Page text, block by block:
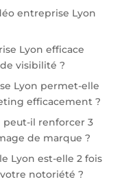
entreprise Lyon
Lyon efficace
visibilité ?
Lyon permet-elle
efficacement ?
il renforcer 3
de marque ?
Lyon est-elle 2 fois
notoriété ?